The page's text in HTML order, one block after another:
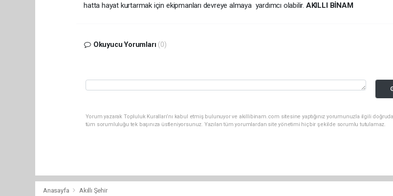
hatta hayat kurtarmak için ekipmanları devreye almaya yardımcı olabilir. AKILLI BİNAM
Okuyucu Yorumları (0)
Yorum yazarak Topluluk Kuralları’nı kabul etmiş bulunuyor ve akillibinam.com sitesine yaptığınız yorumunuzla ilgili
tüm sorumluluğu tek başınıza üstleniyorsunuz. Yazılan tüm yorumlardan site yönetimi hiçbir şekilde sorumlu tutulamaz.
Anasayfa Akıllı Şehir